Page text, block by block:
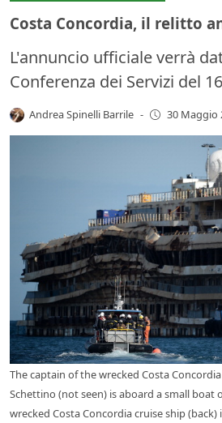
Costa Concordia, il relitto
L'annuncio ufficiale verrà
Conferenza dei Servizi del
Andrea Spinelli Barrile - 30 Maggio
The captain of the wrecked Costa
Schettino (not seen) is aboard a small boat
wrecked Costa Concordia cruise ship